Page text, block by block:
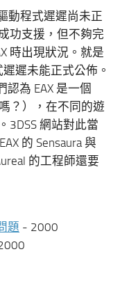
動程式遲遲尚未正
功支援，但不夠完
時出現狀況。就是
遲未能正式公佈。
為 EAX 是一個
？），在不同的遊
3DSS 網站對此當
的 Sensaura 與
的工程師還要
題 - 2000